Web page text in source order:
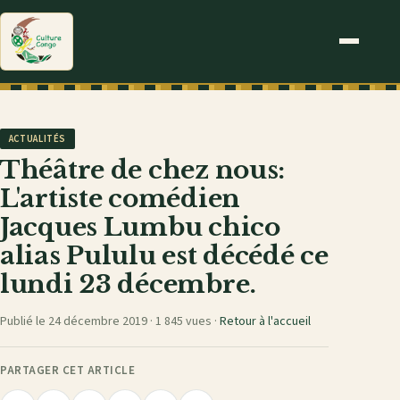
ACTUALITÉS
Théâtre de chez nous:
L'artiste comédien
Jacques Lumbu chico
alias Pululu est décédé ce
lundi 23 décembre.
Publié le 24 décembre 2019 · 1 845 vues · Retour à l'accueil
PARTAGER CET ARTICLE